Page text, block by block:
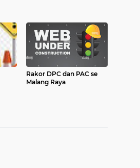
Rakor DPC dan PAC se
Malang Raya